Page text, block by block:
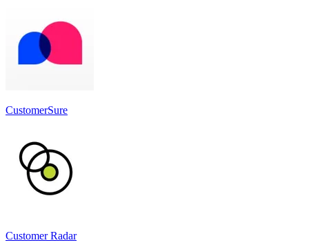
CustomerSure
Customer Radar